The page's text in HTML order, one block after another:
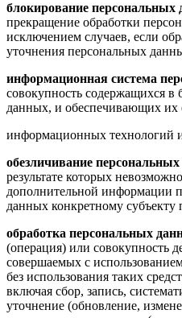
блокирование персональных
прекращение обработки
исключением случаев, если
уточнения персональных
информационная система
совокупность содержащихся в
данных, и обеспечивающих их
информационных технологий
обезличивание
результате которых
дополнительной информации
данных конкретному
обработка персональных
(операция) или совокупность
совершаемых с
без использования таких
включая сбор, запись,
уточнение (обновление,